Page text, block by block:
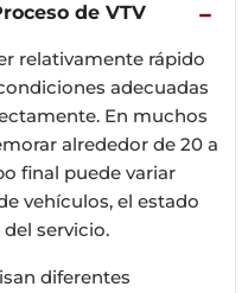
de VTV −
relativamente rápido
adecuadas
En muchos
alrededor de 20 a
final puede variar
vehículos, el estado
servicio.
diferentes